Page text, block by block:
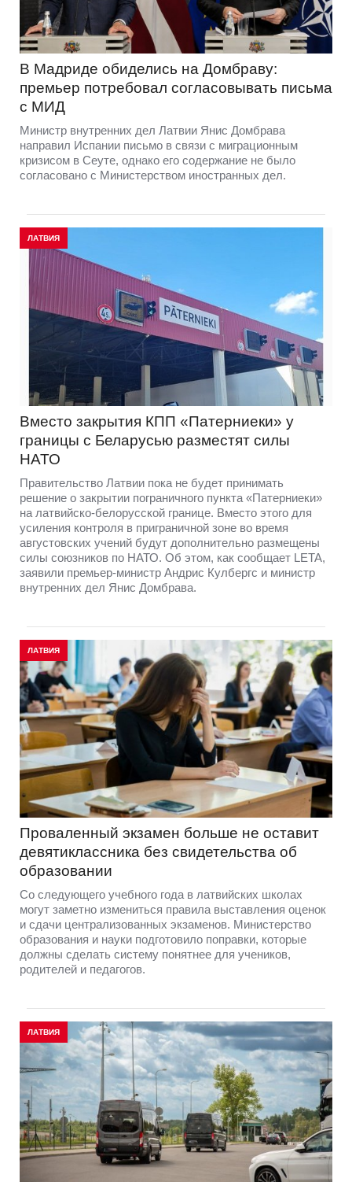
В Мадриде обиделись на Домбраву:
премьер потребовал согласовывать письма
с МИД
Министр внутренних дел Латвии Янис Домбрава
направил Испании письмо в связи с миграционным
кризисом в Сеуте, однако его содержание не было
согласовано с Министерством иностранных дел.
ЛАТВИЯ
Вместо закрытия КПП «Патерниеки» у
границы с Беларусью разместят силы
НАТО
Правительство Латвии пока не будет принимать
решение о закрытии пограничного пункта «Патерниеки»
на латвийско-белорусской границе. Вместо этого для
усиления контроля в приграничной зоне во время
августовских учений будут дополнительно размещены
силы союзников по НАТО. Об этом, как сообщает LETA,
заявили премьер-министр Андрис Кулбергс и министр
внутренних дел Янис Домбрава.
ЛАТВИЯ
Проваленный экзамен больше не оставит
девятиклассника без свидетельства об
образовании
Со следующего учебного года в латвийских школах
могут заметно измениться правила выставления оценок
и сдачи централизованных экзаменов. Министерство
образования и науки подготовило поправки, которые
должны сделать систему понятнее для учеников,
родителей и педагогов.
ЛАТВИЯ